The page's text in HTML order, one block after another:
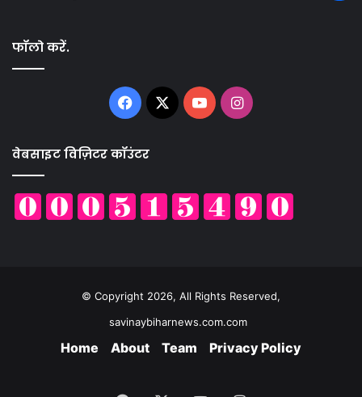
फॉलो करें.
Facebook
X YouTubeInstagram
वेबसाइट विज़िटर कॉउंटर
© Copyright 2026, All Rights Reserved,
savinaybiharnews.com.com
Home About Team Privacy Policy